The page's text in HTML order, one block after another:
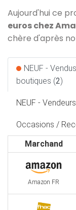
Aujourd'hui ce
euros chez
chère d'après
NEUF -
boutiques (2)
NEUF -
Occasions /
Marchand
Amazon FR